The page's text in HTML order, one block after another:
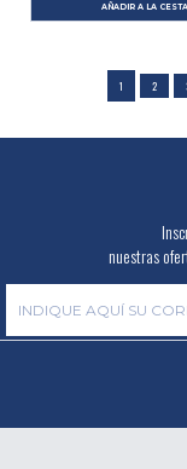
AÑADIR A LA CESTA
1 2
nuestras